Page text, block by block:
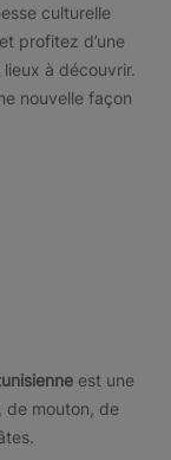
culturelle
profitez d’une
à découvrir.
nouvelle façon
est une
de mouton, de